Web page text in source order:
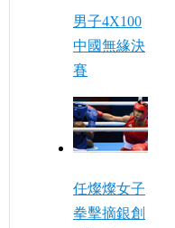
男子4X100
中國無緣決
賽
任燦燦女子
拳擊摘銀創